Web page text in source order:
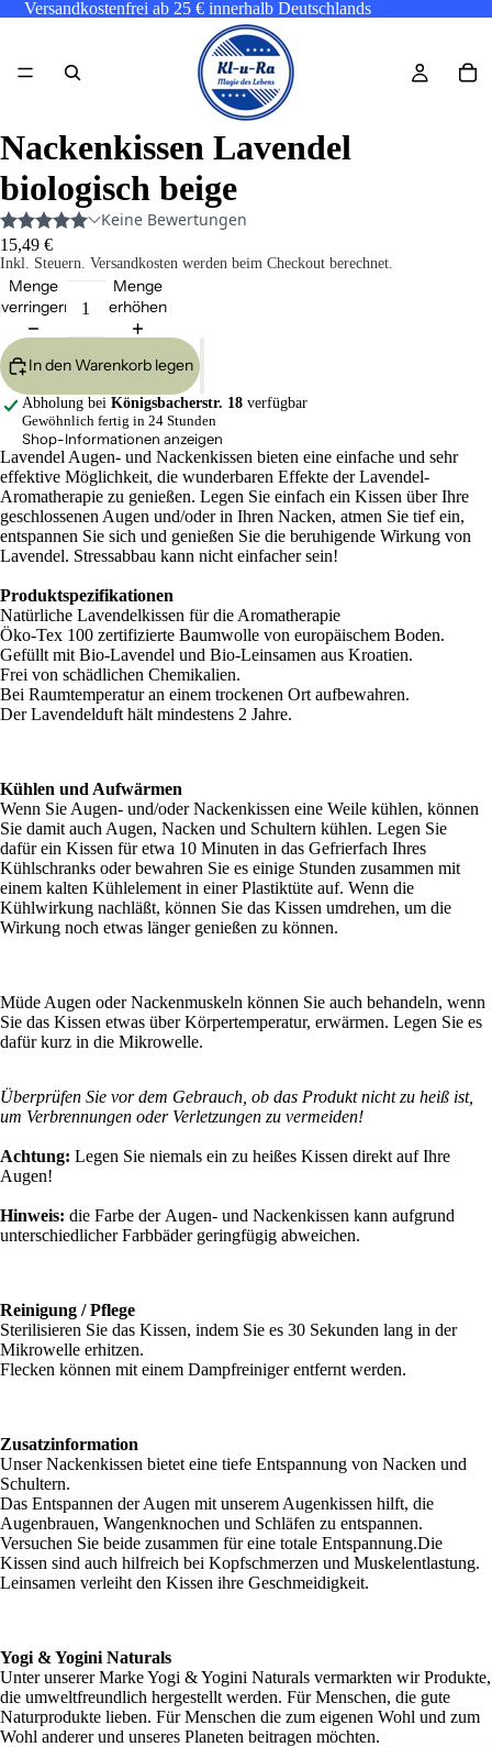
Versandkostenfrei ab 25 € innerhalb Deutschlands
Nackenkissen Lavendel
biologisch beige
15,49 €
Inkl. Steuern. Versandkosten werden beim Checkout berechnet.
Menge
verringern
Menge
erhöhen
In den Warenkorb legen
Abholung bei Königsbacherstr. 18 verfügbar
Gewöhnlich fertig in 24 Stunden
Shop-Informationen anzeigen
Lavendel Augen- und Nackenkissen bieten eine einfache und sehr
effektive Möglichkeit, die wunderbaren Effekte der Lavendel-
Aromatherapie zu genießen. Legen Sie einfach ein Kissen über Ihre
geschlossenen Augen und/oder in Ihren Nacken, atmen Sie tief ein,
entspannen Sie sich und genießen Sie die beruhigende Wirkung von
Lavendel. Stressabbau kann nicht einfacher sein!
Produktspezifikationen
Natürliche Lavendelkissen für die Aromatherapie
Öko-Tex 100 zertifizierte Baumwolle von europäischem Boden.
Gefüllt mit Bio-Lavendel und Bio-Leinsamen aus Kroatien.
Frei von schädlichen Chemikalien.
Bei Raumtemperatur an einem trockenen Ort aufbewahren.
Der Lavendelduft hält mindestens 2 Jahre.
Kühlen und Aufwärmen
Wenn Sie Augen- und/oder Nackenkissen eine Weile kühlen, können
Sie damit auch Augen, Nacken und Schultern kühlen. Legen Sie
dafür ein Kissen für etwa 10 Minuten in das Gefrierfach Ihres
Kühlschranks oder bewahren Sie es einige Stunden zusammen mit
einem kalten Kühlelement in einer Plastiktüte auf. Wenn die
Kühlwirkung nachläßt, können Sie das Kissen umdrehen, um die
Wirkung noch etwas länger genießen zu können.
Müde Augen oder Nackenmuskeln können Sie auch behandeln, wenn
Sie das Kissen etwas über Körpertemperatur, erwärmen. Legen Sie es
dafür kurz in die Mikrowelle.
Überprüfen Sie vor dem Gebrauch, ob das Produkt nicht zu heiß ist,
um Verbrennungen oder Verletzungen zu vermeiden!
Achtung: Legen Sie niemals ein zu heißes Kissen direkt auf Ihre
Augen!
Hinweis: die Farbe der Augen- und Nackenkissen kann aufgrund
unterschiedlicher Farbbäder geringfügig abweichen.
Reinigung / Pflege
Sterilisieren Sie das Kissen, indem Sie es 30 Sekunden lang in der
Mikrowelle erhitzen.
Flecken können mit einem Dampfreiniger entfernt werden.
Zusatzinformation
Unser Nackenkissen bietet eine tiefe Entspannung von Nacken und
Schultern.
Das Entspannen der Augen mit unserem Augenkissen hilft, die
Augenbrauen, Wangenknochen und Schläfen zu entspannen.
Versuchen Sie beide zusammen für eine totale Entspannung.Die
Kissen sind auch hilfreich bei Kopfschmerzen und Muskelentlastung.
Leinsamen verleiht den Kissen ihre Geschmeidigkeit.
Yogi & Yogini Naturals
Unter unserer Marke Yogi & Yogini Naturals vermarkten wir Produkte,
die umweltfreundlich hergestellt werden. Für Menschen, die gute
Naturprodukte lieben. Für Menschen die zum eigenen Wohl und zum
Wohl anderer und unseres Planeten beitragen möchten.